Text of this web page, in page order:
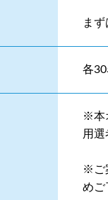
ま
各
※本
用
※ご
めご